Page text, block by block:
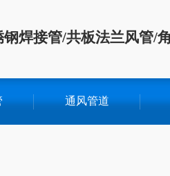
焊接管/共板法兰风管/
通风管道